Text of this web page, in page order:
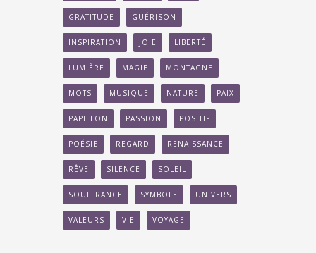
GRATITUDE GUÉRISON
INSPIRATION JOIE LIBERTÉ
LUMIÈRE MAGIE MONTAGNE
MOTS MUSIQUE NATURE PAIX
PAPILLON PASSION POSITIF
POÉSIE REGARD RENAISSANCE
RÊVE SILENCE SOLEIL
SOUFFRANCE SYMBOLE UNIVERS
VALEURS VIE VOYAGE